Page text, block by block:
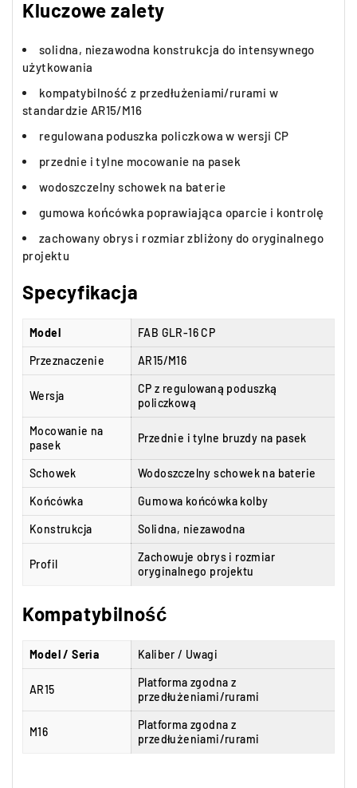
Kluczowe zalety
solidna, niezawodna konstrukcja do intensywnego
użytkowania
kompatybilność z przedłużeniami/rurami w
standardzie AR15/M16
regulowana poduszka policzkowa w wersji CP
przednie i tylne mocowanie na pasek
wodoszczelny schowek na baterie
gumowa końcówka poprawiająca oparcie i kontrolę
zachowany obrys i rozmiar zbliżony do oryginalnego
projektu
Specyfikacja
Model FAB GLR-16 CP
Przeznaczenie AR15/M16
Wersja
CP z regulowaną poduszką
policzkową
Mocowanie na
pasek
Przednie i tylne bruzdy na pasek
Schowek Wodoszczelny schowek na baterie
Końcówka Gumowa końcówka kolby
Konstrukcja Solidna, niezawodna
Profil
Zachowuje obrys i rozmiar
oryginalnego projektu
Kompatybilność
Model / Seria Kaliber / Uwagi
AR15
Platforma zgodna z
przedłużeniami/rurami
M16
Platforma zgodna z
przedłużeniami/rurami